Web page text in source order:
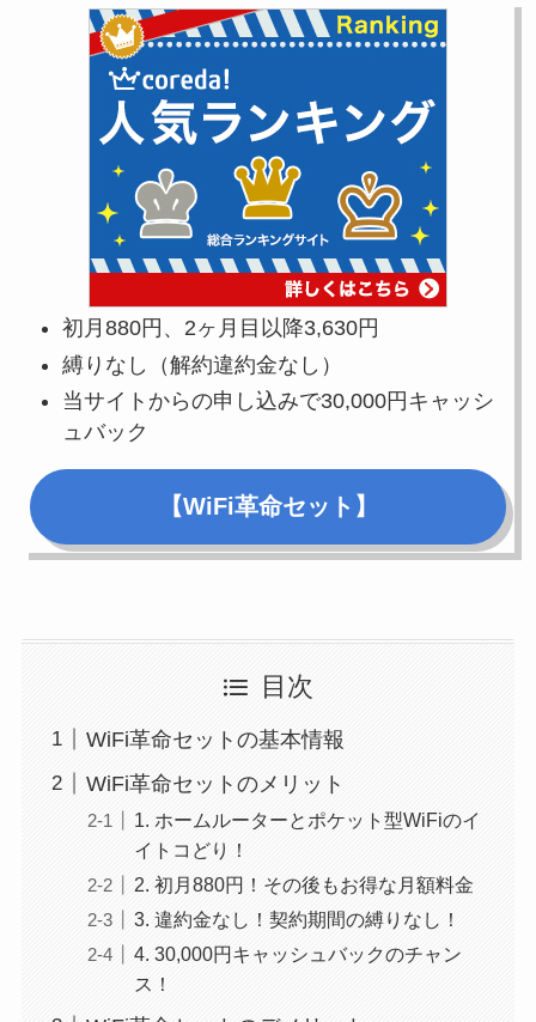
初月880円、2ヶ月目以降3,630円
縛りなし（解約違約金なし）
当サイトからの申し込みで30,000円キャッシ
ュバック
【WiFi革命セット】
目次
WiFi革命セットの基本情報
WiFi革命セットのメリット
1. ホームルーターとポケット型WiFiのイ
イトコどり！
2. 初月880円！その後もお得な月額料金
3. 違約金なし！契約期間の縛りなし！
4. 30,000円キャッシュバックのチャン
ス！